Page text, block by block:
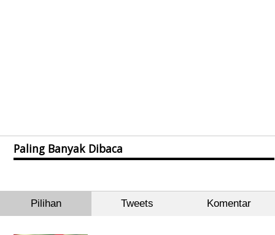
Paling Banyak Dibaca
Pilihan Tweets Komentar